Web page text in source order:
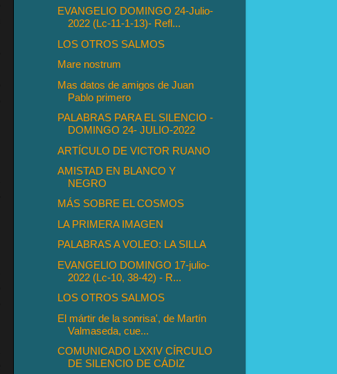
EVANGELIO DOMINGO 24-Julio-
2022 (Lc-11-1-13)- Refl...
LOS OTROS SALMOS
Mare nostrum
Mas datos de amigos de Juan
Pablo primero
PALABRAS PARA EL SILENCIO -
DOMINGO 24- JULIO-2022
ARTÍCULO DE VICTOR RUANO
AMISTAD EN BLANCO Y
NEGRO
MÁS SOBRE EL COSMOS
LA PRIMERA IMAGEN
PALABRAS A VOLEO: LA SILLA
EVANGELIO DOMINGO 17-julio-
2022 (Lc-10, 38-42) - R...
LOS OTROS SALMOS
El mártir de la sonrisa', de Martín
Valmaseda, cue...
COMUNICADO LXXIV CÍRCULO
DE SILENCIO DE CÁDIZ